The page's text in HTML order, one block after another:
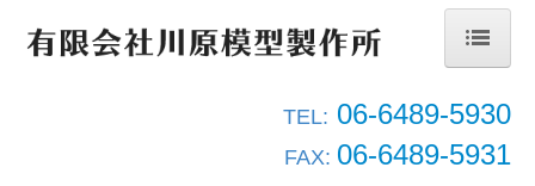
TEL: 06-6489-5930
FAX: 06-6489-5931